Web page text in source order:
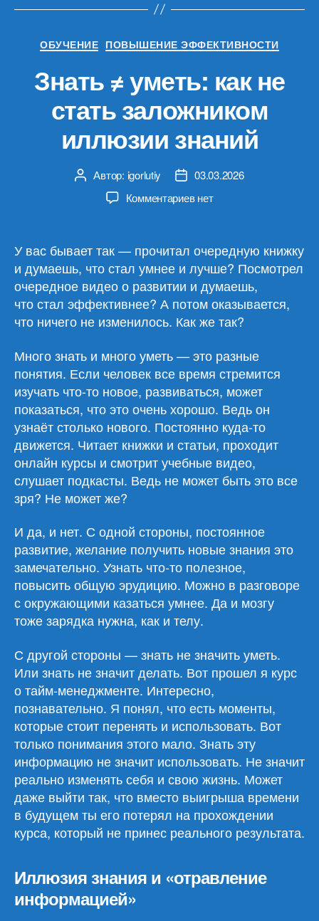
Рубрики
ОБУЧЕНИЕ ПОВЫШЕНИЕ ЭФФЕКТИВНОСТИ
Знать ≠ уметь: как не
стать заложником
иллюзии знаний
Автор
записи
Автор: igorlutiy
Дата03.03.2026
Комментариевк
уметь:
как
не
стать
заложником
знаний
нет
У вас бывает так — прочитал очередную книжку
и думаешь, что стал умнее и лучше? Посмотрел
очередное видео о развитии и думаешь,
что стал эффективнее? А потом оказывается,
что ничего не изменилось. Как же так?
Много знать и много уметь — это разные
понятия. Если человек все время стремится
изучать что‑то новое, развиваться, может
показаться, что это очень хорошо. Ведь он
узнаёт столько нового. Постоянно куда‑то
движется. Читает книжки и статьи, проходит
онлайн курсы и смотрит учебные видео,
слушает подкасты. Ведь не может быть это все
зря? Не может же?
И да, и нет. С одной стороны, постоянное
развитие, желание получить новые знания это
замечательно. Узнать что‑то полезное,
повысить общую эрудицию. Можно в разговоре
с окружающими казаться умнее. Да и мозгу
тоже зарядка нужна, как и телу.
С другой стороны — знать не значить уметь.
Или знать не значит делать. Вот прошел я курс
о тайм‑менеджменте. Интересно,
познавательно. Я понял, что есть моменты,
которые стоит перенять и использовать. Вот
только понимания этого мало. Знать эту
информацию не значит использовать. Не значит
реально изменять себя и свою жизнь. Может
даже выйти так, что вместо выигрыша времени
в будущем ты его потерял на прохождении
курса, который не принес реального результата.
Иллюзия знания и «отравление
информацией»